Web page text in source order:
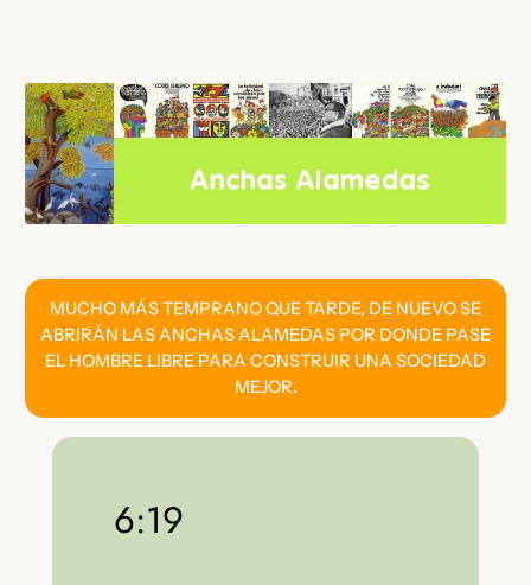
contenido
MUCHO MÁS TEMPRANO QUE TARDE, DE NUEVO SE
ABRIRÁN LAS ANCHAS ALAMEDAS POR DONDE PASE
EL HOMBRE LIBRE PARA CONSTRUIR UNA SOCIEDAD
MEJOR.
6:19